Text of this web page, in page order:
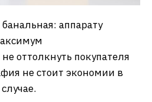
аппарату
оттолкнуть покупателя
не стоит экономии в